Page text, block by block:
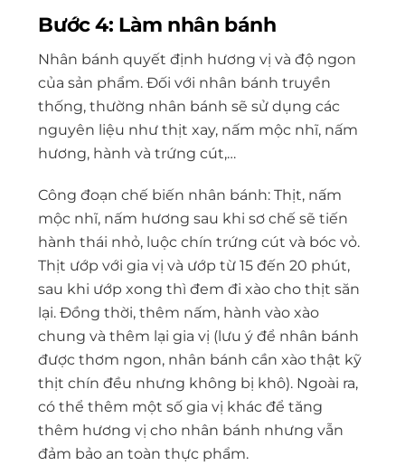
Bước 4: Làm nhân bánh
Nhân bánh quyết định hương vị và độ ngon
của sản phẩm. Đối với nhân bánh truyền
thống, thường nhân bánh sẽ sử dụng các
nguyên liệu như thịt xay, nấm mộc nhĩ, nấm
hương, hành và trứng cút,…
Công đoạn chế biến nhân bánh: Thịt, nấm
mộc nhĩ, nấm hương sau khi sơ chế sẽ tiến
hành thái nhỏ, luộc chín trứng cút và bóc vỏ.
Thịt ướp với gia vị và ướp từ 15 đến 20 phút,
sau khi ướp xong thì đem đi xào cho thịt săn
lại. Đồng thời, thêm nấm, hành vào xào
chung và thêm lại gia vị (lưu ý để nhân bánh
được thơm ngon, nhân bánh cần xào thật kỹ
thịt chín đều nhưng không bị khô). Ngoài ra,
có thể thêm một số gia vị khác để tăng
thêm hương vị cho nhân bánh nhưng vẫn
đảm bảo an toàn thực phẩm.